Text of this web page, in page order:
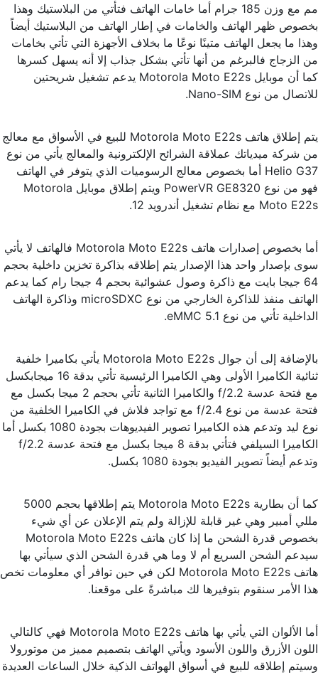
مم مع وزن 185 جرام أما خامات الهاتف فتأتي من البلاستيك وهذا
بخصوص ظهر الهاتف والخامات في إطار الهاتف من البلاستيك أيضاً
وهذا ما يجعل الهاتف متينًا نوعًا ما بخلاف الأجهزة التي تأتي بخامات
من الزجاج فالبرغم من أنها تأتي بشكل جذاب إلا أنه يسهل كسرها
كما أن موبايل Motorola Moto E22s يدعم تشغيل شريحتين
للاتصال من نوع Nano-SIM.
يتم إطلاق هاتف Motorola Moto E22s للبيع في الأسواق مع معالج
من شركة ميدياتك عملاقة الشرائح الإلكترونية والمعالج يأتي من نوع
Helio G37 أما بخصوص معالج الرسوميات الذي يتوفر في الهاتف
فهو من نوع PowerVR GE8320 ويتم إطلاق موبايل Motorola
Moto E22s مع نظام تشغيل أندرويد 12.
أما بخصوص إصدارات هاتف Motorola Moto E22s فالهاتف لا يأتي
سوى بإصدار واحد هذا الإصدار يتم إطلاقه بذاكرة تخزين داخلية بحجم
64 جيجا بايت مع ذاكرة وصول عشوائية بحجم 4 جيجا رام كما يدعم
الهاتف منفذ للذاكرة الخارجي من نوع microSDXC وذاكرة الهاتف
الداخلية تأتي من نوع eMMC 5.1.
بالإضافة إلى أن جوال Motorola Moto E22s يأتي بكاميرا خلفية
ثنائية الكاميرا الأولى وهي الكاميرا الرئيسية تأتي بدقة 16 ميجابكسل
مع فتحة عدسة f/2.2 والكاميرا الثانية تأتي بحجم 2 ميجا بكسل مع
فتحة عدسة من نوع f/2.4 مع تواجد فلاش في الكاميرا الخلفية من
نوع ليد وتدعم هذه الكاميرا تصوير الفيديوهات بجودة 1080 بكسل أما
الكاميرا السيلفي فتأتي بدقة 8 ميجا بكسل مع فتحة عدسة f/2.2
وتدعم أيضاً تصوير الفيديو بجودة 1080 بكسل.
كما أن بطارية Motorola Moto E22s يتم إطلاقها بحجم 5000
مللي أمبير وهي غير قابلة للإزالة ولم يتم الإعلان عن أي شيء
بخصوص قدرة الشحن ما إذا كان هاتف Motorola Moto E22s
سيدعم الشحن السريع أم لا وما هي قدرة الشحن الذي سيأتي بها
هاتف Motorola Moto E22s لكن في حين توافر أي معلومات تخص
هذا الأمر سنقوم بتوفيرها لك مباشرةً على موقعنا.
أما الألوان التي يأتي بها هاتف Motorola Moto E22s فهي كالتالي
اللون الأزرق واللون الأسود ويأتي الهاتف بتصميم مميز من موتورولا
وسيتم إطلاقه للبيع في أسواق الهواتف الذكية خلال الساعات العديدة